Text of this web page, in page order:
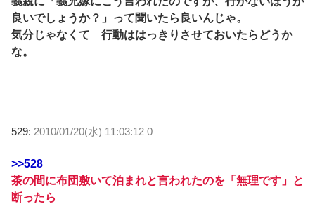
良いでしょうか？」って聞いたら良いんじゃ。
気分じゃなくて 行動ははっきりさせておいたらどうか
な。
529: 2010/01/20(水) 11:03:12 0
>>528
茶の間に布団敷いて泊まれと言われたのを「無理です」と
断ったら